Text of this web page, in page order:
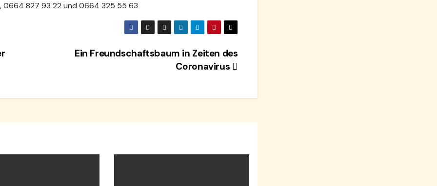
0664 827 93 22 und 0664 325 55 63
Ein Freundschaftsbaum in Zeiten des
Coronavirus